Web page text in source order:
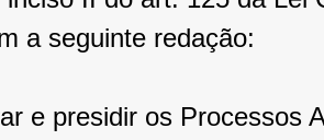
a seguinte redação:
e presidir os Processos